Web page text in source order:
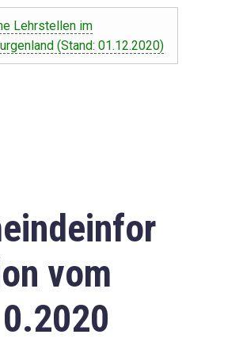
Lehrstellen im
(Stand: 01.12.2020)
vom